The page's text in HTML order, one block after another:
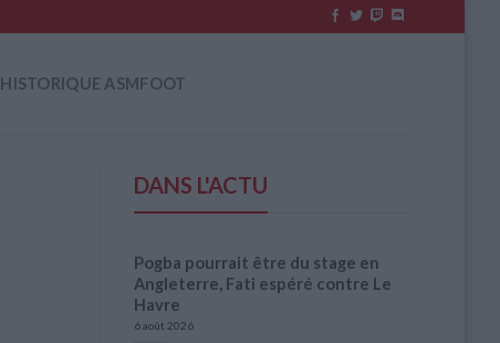
HISTORIQUE ASMFOOT
DANS L'ACTU
Pogba pourrait être du stage en
Angleterre, Fati espéré contre Le
Havre
6 août 2026